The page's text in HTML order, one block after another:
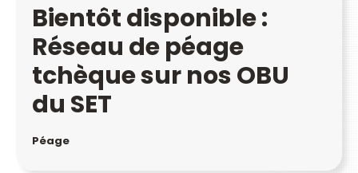
Bientôt disponible :
Réseau de péage
tchèque sur nos OBU
du SET
Péage